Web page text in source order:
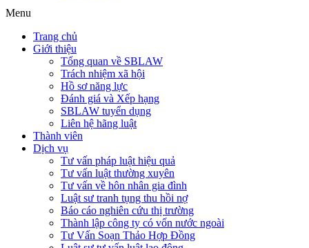
Menu
Trang chủ
Giới thiệu
Tổng quan về SBLAW
Trách nhiệm xã hội
Hồ sơ năng lực
Đánh giá và Xếp hạng
SBLAW tuyển dụng
Liên hệ hãng luật
Thành viên
Dịch vụ
Tư vấn pháp luật hiệu quả
Tư vấn luật thường xuyên
Tư vấn về hôn nhân gia đình
Luật sư tranh tụng thu hồi nợ
Báo cáo nghiên cứu thị trường
Thành lập công ty có vốn nước ngoài
Tư Vấn Soạn Thảo Hợp Đồng